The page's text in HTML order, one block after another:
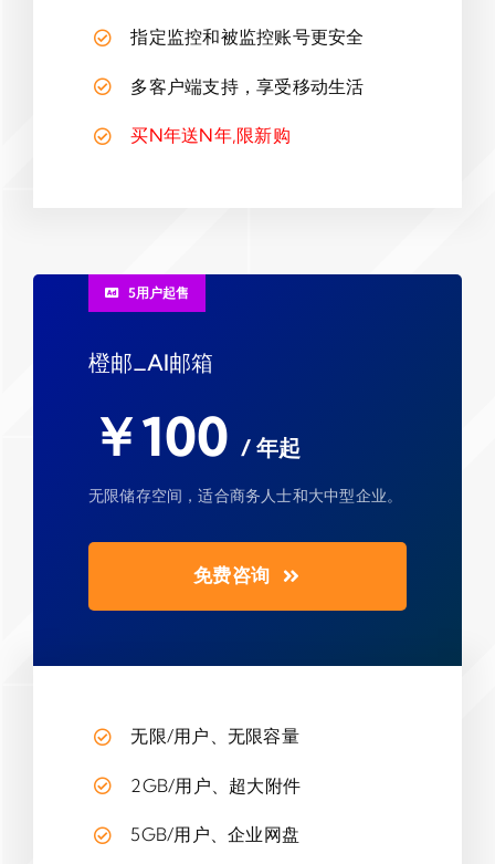
指定监控和被监控账号更安全
多客户端支持，享受移动生活
买N年送N年,限新购
5用户起售
橙邮_AI邮箱
￥100 / 年起
无限储存空间，适合商务人士和大中型企业。
免费咨询
无限/用户、无限容量
2GB/用户、超大附件
5GB/用户、企业网盘